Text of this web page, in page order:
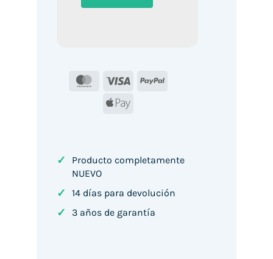
MasterCard
Visa
PayPal
Apple
✓
Producto completamente
NUEVO
✓ 14 días para devolución
✓ 3 años de garantía